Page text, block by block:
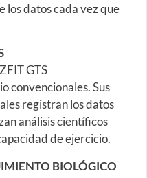
los datos cada vez que
GTS
convencionales. Sus
registran los datos
análisis científicos
de ejercicio.
BIOLÓGICO